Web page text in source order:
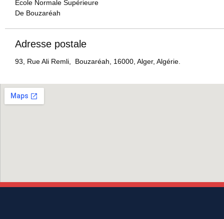
Ecole Normale Supérieure
De Bouzaréah
Adresse postale
93, Rue Ali Remli, Bouzaréah, 16000, Alger, Algérie.